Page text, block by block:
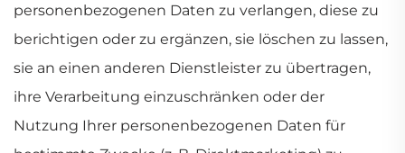
personenbezogenen Daten zu verlangen, diese zu
berichtigen oder zu ergänzen, sie löschen zu lassen,
sie an einen anderen Dienstleister zu übertragen,
ihre Verarbeitung einzuschränken oder der
Nutzung Ihrer personenbezogenen Daten für